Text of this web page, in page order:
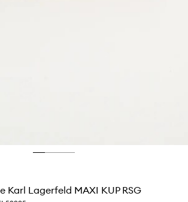
Karl Lagerfeld MAXI KUP RSG